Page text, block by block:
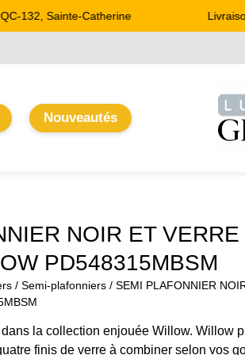
132, Sainte-Catherine
Nouveautés
NOIR ET VERRE
PD548315MBSM
/ Semi-plafonniers / SEMI PLAFONNIER
dans la collection enjouée Willow. Willow
finis de verre à combiner selon vos